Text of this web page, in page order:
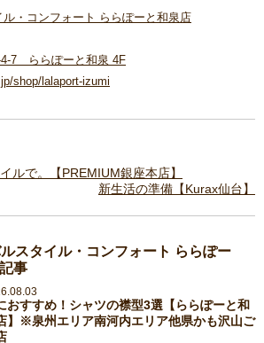
・コンフォート ららぽーと和泉店
4-7 ららぽーと和泉 4F
shop/lalaport-izumi
ルで。【PREMIUM銀座本店】
新生活の準備【Kurax仙台】
スタイル・コンフォート ららぽー
事
おすすめ！シャツの襟型3選【ららぽーと和
】※泉州エリア南河内エリア他県かも沢山ご